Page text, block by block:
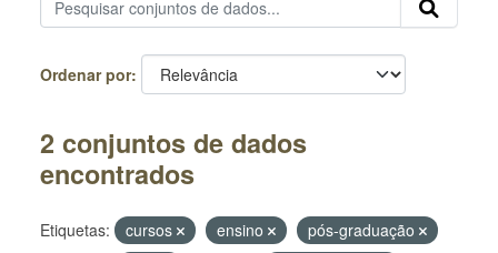
Ordenar por
2 conjuntos de dados
encontrados
Etiquetas: cursos ensino
pós-graduação